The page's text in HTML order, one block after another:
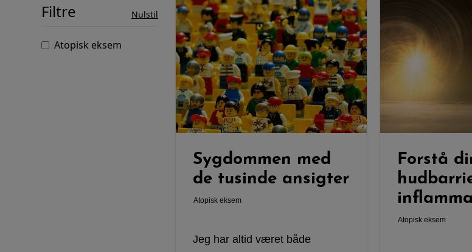
Filtre Nulstil
Atopisk eksem
Sygdommen med
de tusinde ansigter
Atopisk eksem
Jeg har altid været både
Forstå
Atopisk eksem